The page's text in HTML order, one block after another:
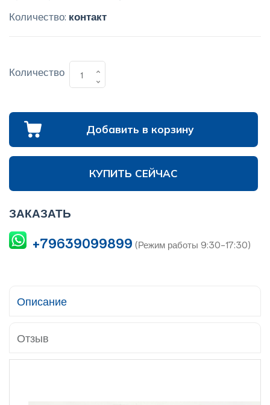
Количество: контакт
Количество
Добавить в корзину
КУПИТЬ СЕЙЧАС
ЗАКАЗАТЬ
+79639099899 (Режим работы 9:30-17:30)
Описание
Отзыв